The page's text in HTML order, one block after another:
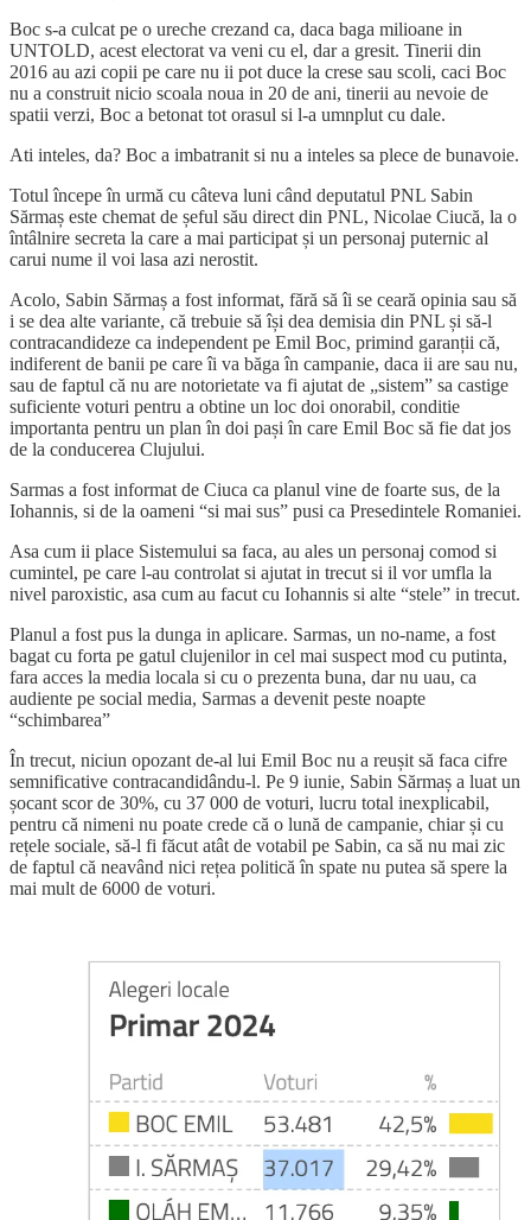
Boc s-a culcat pe o ureche crezand ca, daca baga milioane in
UNTOLD, acest electorat va veni cu el, dar a gresit. Tinerii din
2016 au azi copii pe care nu ii pot duce la crese sau scoli, caci Boc
nu a construit nicio scoala noua in 20 de ani, tinerii au nevoie de
spatii verzi, Boc a betonat tot orasul si l-a umnplut cu dale.
Ati inteles, da? Boc a imbatranit si nu a inteles sa plece de bunavoie.
Totul începe în urmă cu câteva luni când deputatul PNL Sabin
Sărmaș este chemat de șeful său direct din PNL, Nicolae Ciucă, la o
întâlnire secreta la care a mai participat și un personaj puternic al
carui nume il voi lasa azi nerostit.
Acolo, Sabin Sărmaș a fost informat, fără să îi se ceară opinia sau să
i se dea alte variante, că trebuie să își dea demisia din PNL și să-l
contracandideze ca independent pe Emil Boc, primind garanții că,
indiferent de banii pe care îi va băga în campanie, daca ii are sau nu,
sau de faptul că nu are notorietate va fi ajutat de „sistem” sa castige
suficiente voturi pentru a obtine un loc doi onorabil, conditie
importanta pentru un plan în doi pași în care Emil Boc să fie dat jos
de la conducerea Clujului.
Sarmas a fost informat de Ciuca ca planul vine de foarte sus, de la
Iohannis, si de la oameni “si mai sus” pusi ca Presedintele Romaniei.
Asa cum ii place Sistemului sa faca, au ales un personaj comod si
cumintel, pe care l-au controlat si ajutat in trecut si il vor umfla la
nivel paroxistic, asa cum au facut cu Iohannis si alte “stele” in trecut.
Planul a fost pus la dunga in aplicare. Sarmas, un no-name, a fost
bagat cu forta pe gatul clujenilor in cel mai suspect mod cu putinta,
fara acces la media locala si cu o prezenta buna, dar nu uau, ca
audiente pe social media, Sarmas a devenit peste noapte
“schimbarea”
În trecut, niciun opozant de-al lui Emil Boc nu a reușit să faca cifre
semnificative contracandidându-l. Pe 9 iunie, Sabin Sărmaș a luat un
șocant scor de 30%, cu 37 000 de voturi, lucru total inexplicabil,
pentru că nimeni nu poate crede că o lună de campanie, chiar și cu
rețele sociale, să-l fi făcut atât de votabil pe Sabin, ca să nu mai zic
de faptul că neavând nici rețea politică în spate nu putea să spere la
mai mult de 6000 de voturi.